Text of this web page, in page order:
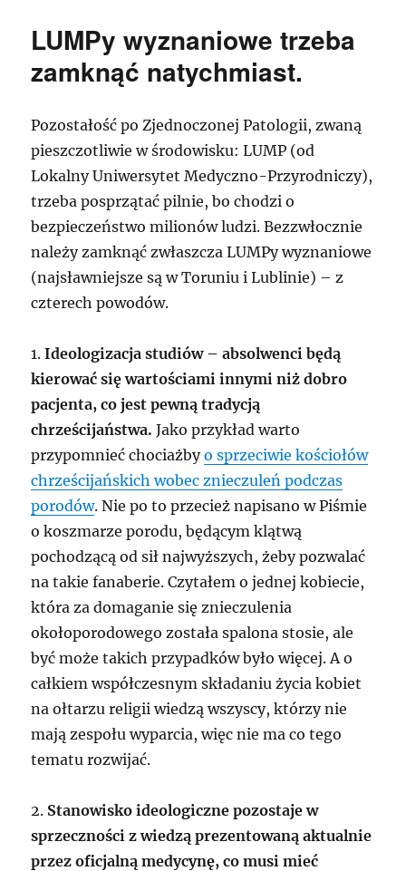
zamordowano
drugiego
Petruccianiego.
co
zdarzyło
się
naprawdę
kiedy?
LUMPy wyznaniowe trzeba
zamknąć natychmiast.
Pozostałość po Zjednoczonej Patologii, zwaną
pieszczotliwie w środowisku: LUMP (od
Lokalny Uniwersytet Medyczno-Przyrodniczy),
trzeba posprzątać pilnie, bo chodzi o
bezpieczeństwo milionów ludzi. Bezzwłocznie
należy zamknąć zwłaszcza LUMPy wyznaniowe
(najsławniejsze są w Toruniu i Lublinie) – z
czterech powodów.
1.Ideologizacja studiów – absolwenci będą
kierować się wartościami innymi niż dobro
pacjenta, co jest pewną tradycją
chrześcijaństwa.Jako przykład warto
przypomnieć chociażbyo sprzeciwie kościołów
chrześcijańskich wobec znieczuleń podczas
porodów. Nie po to przecież napisano w Piśmie
o koszmarze porodu, będącym klątwą
pochodzącą od sił najwyższych, żeby pozwalać
na takie fanaberie. Czytałem o jednej kobiecie,
która za domaganie się znieczulenia
okołoporodowego została spalona stosie, ale
być może takich przypadków było więcej. A o
całkiem współczesnym składaniu życia kobiet
na ołtarzu religii wiedzą wszyscy, którzy nie
mają zespołu wyparcia, więc nie ma co tego
tematu rozwijać.
2. Stanowisko ideologiczne pozostaje w
sprzeczności z wiedzą prezentowaną aktualnie
przez oficjalną medycynę, co musi mieć